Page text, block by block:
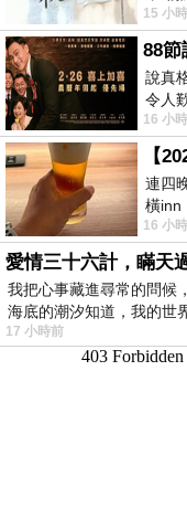
15 小
88節
說真
令人
復...
16 小
連四
橫inn
看到
16 小
愛情三十六計，瞞天
我把心事藏進尋常的問候
海底的潮汐知道，我的世
17 小時前